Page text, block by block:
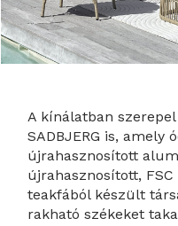
A kínálatban
SADBJERG is, amely
újrahasznosított
újrahasznosított,
teakfából készült
rakható székeket